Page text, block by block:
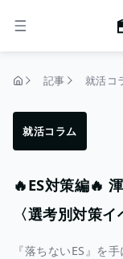
メニュー
記事 就活コ
就活コラム
🔥ES対策編🔥
〈選考別対策イ
『落ちないES』を